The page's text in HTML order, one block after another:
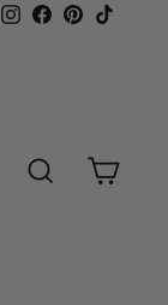
InstagramFacebook
Pinterest
EINLOGGEN
SUCHE